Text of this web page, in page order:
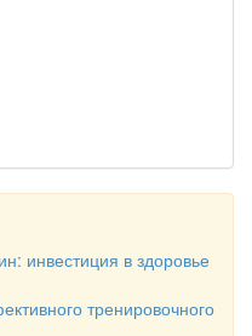
инвестиция в здоровье
тренировочного